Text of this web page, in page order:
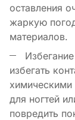
оставления
жаркую
материалов.
избегать
химическими
для ногтей
повредить